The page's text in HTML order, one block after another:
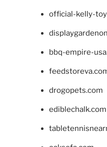
official-kelly-
bbq-empire-
drogopets.com
ediblechalk.com